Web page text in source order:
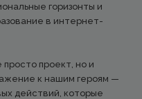
горизонты и
в интернет-
проект, но и
к нашим героям —
действий, которые